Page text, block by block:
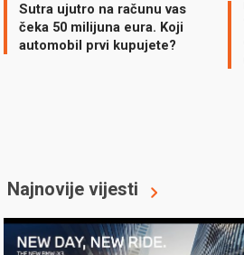
Sutra ujutro na računu vas
čeka 50 milijuna eura. Koji
automobil prvi kupujete?
Najnovije vijesti